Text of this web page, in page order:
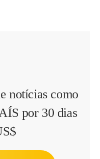
notícias como
por 30 dias